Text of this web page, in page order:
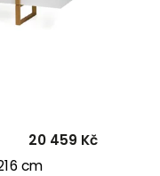
cm
20 459 Kč